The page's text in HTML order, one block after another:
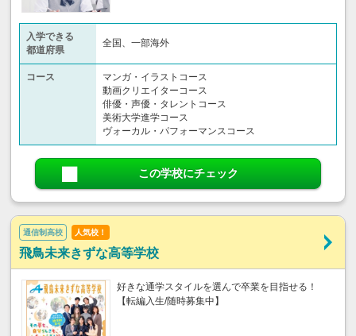
入学できる
都道府県
全国、一部海外
コース
マンガ・イラストコース
動画クリエイターコース
俳優・声優・タレントコース
美術大学進学コース
ヴォーカル・パフォーマンスコース
この学校にチェック
通信制高校 人気校！
飛鳥未来きずな高等学校
好きな通学スタイルを選んで卒業を目指せる！
【転編入生/随時募集中】